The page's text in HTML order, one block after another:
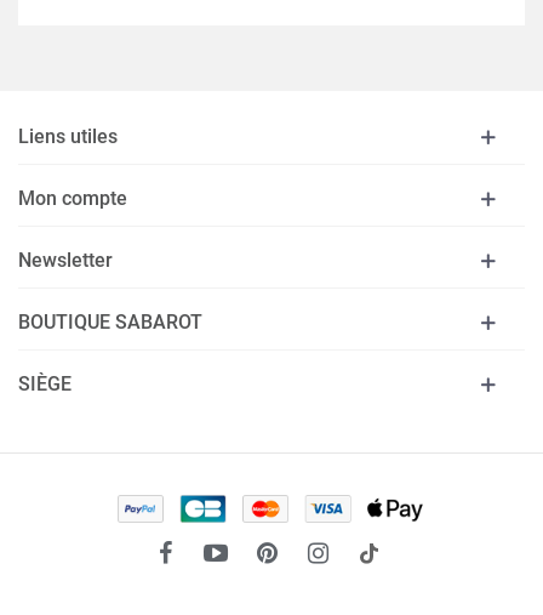
Liens utiles
Mon compte
Newsletter
BOUTIQUE SABAROT
SIÈGE